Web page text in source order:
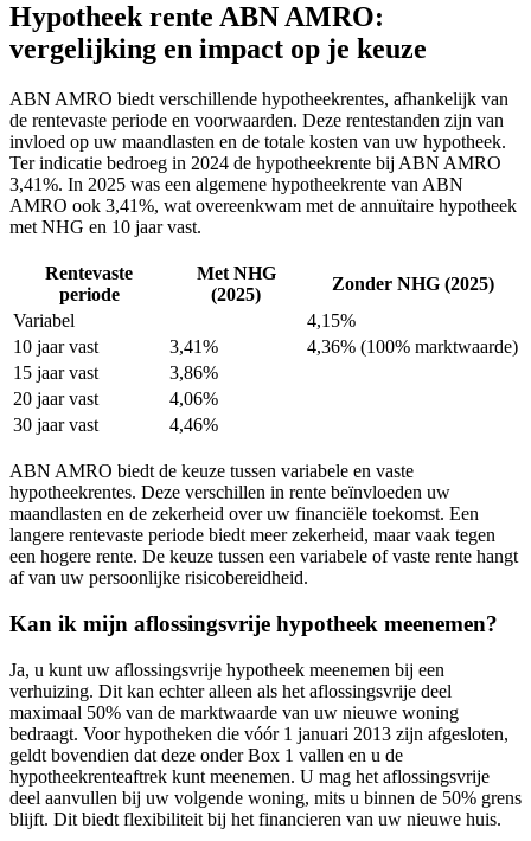
Hypotheek rente ABN AMRO:
vergelijking en impact op je keuze
ABN AMRO biedt verschillende hypotheekrentes, afhankelijk van
de rentevaste periode en voorwaarden. Deze rentestanden zijn van
invloed op uw maandlasten en de totale kosten van uw hypotheek.
Ter indicatie bedroeg in 2024 de hypotheekrente bij ABN AMRO
3,41%. In 2025 was een algemene hypotheekrente van ABN
AMRO ook 3,41%, wat overeenkwam met de annuïtaire hypotheek
met NHG en 10 jaar vast.
Rentevaste
periode
Met NHG
(2025)
Zonder NHG (2025)
Variabel
4,15%
10 jaar vast
3,41%
4,36% (100% marktwaarde)
15 jaar vast
3,86%
20 jaar vast
4,06%
30 jaar vast
4,46%
ABN AMRO biedt de keuze tussen variabele en vaste
hypotheekrentes. Deze verschillen in rente beïnvloeden uw
maandlasten en de zekerheid over uw financiële toekomst. Een
langere rentevaste periode biedt meer zekerheid, maar vaak tegen
een hogere rente. De keuze tussen een variabele of vaste rente hangt
af van uw persoonlijke risicobereidheid.
Kan ik mijn aflossingsvrije hypotheek meenemen?
Ja, u kunt uw aflossingsvrije hypotheek meenemen bij een
verhuizing. Dit kan echter alleen als het aflossingsvrije deel
maximaal 50% van de marktwaarde van uw nieuwe woning
bedraagt. Voor hypotheken die vóór 1 januari 2013 zijn afgesloten,
geldt bovendien dat deze onder Box 1 vallen en u de
hypotheekrenteaftrek kunt meenemen. U mag het aflossingsvrije
deel aanvullen bij uw volgende woning, mits u binnen de 50% grens
blijft. Dit biedt flexibiliteit bij het financieren van uw nieuwe huis.